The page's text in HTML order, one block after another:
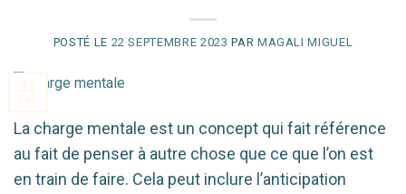
POSTÉ LE 22 SEPTEMBRE 2023 PAR MAGALI MIGUEL
La charge mentale est un concept qui fait référence
au fait de penser à autre chose que ce que l’on est
en train de faire. Cela peut inclure l’anticipation